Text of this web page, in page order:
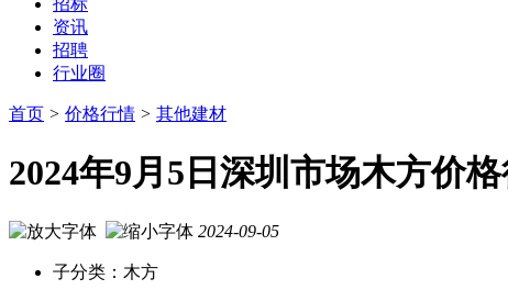
资讯
招聘
行业圈
首页 > 价格行情 > 其他建材
2024年9月5日深圳市场木方价
2024-09-05
子分类：木方